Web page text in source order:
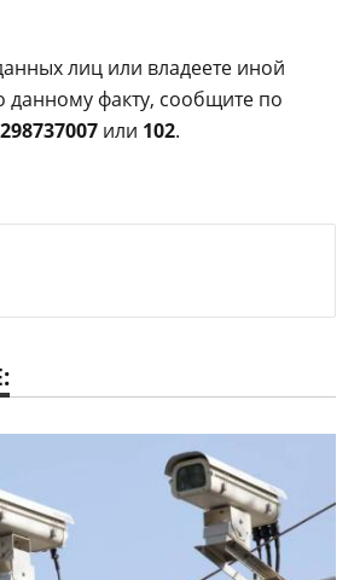
лиц или владеете иной
факту, сообщите по
или 102.